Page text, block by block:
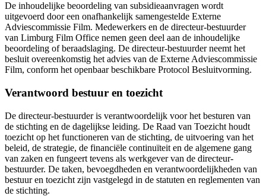
De inhoudelijke beoordeling van subsidieaanvragen wordt
uitgevoerd door een onafhankelijk samengestelde Externe
Adviescommissie Film. Medewerkers en de directeur-bestuurder
van Limburg Film Office nemen geen deel aan de inhoudelijke
beoordeling of beraadslaging. De directeur-bestuurder neemt het
besluit overeenkomstig het advies van de Externe Adviescommissie
Film, conform het openbaar beschikbare Protocol Besluitvorming.
Verantwoord bestuur en toezicht
De directeur-bestuurder is verantwoordelijk voor het besturen van
de stichting en de dagelijkse leiding. De Raad van Toezicht houdt
toezicht op het functioneren van de stichting, de uitvoering van het
beleid, de strategie, de financiële continuïteit en de algemene gang
van zaken en fungeert tevens als werkgever van de directeur-
bestuurder. De taken, bevoegdheden en verantwoordelijkheden van
bestuur en toezicht zijn vastgelegd in de statuten en reglementen van
de stichting.